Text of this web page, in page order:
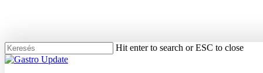
content
Hit enter to search or ESC to close
Close